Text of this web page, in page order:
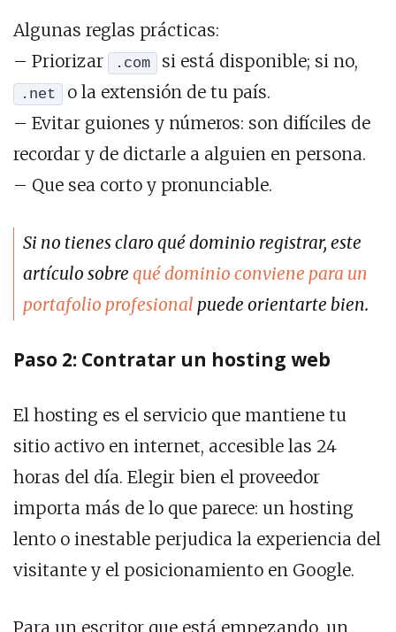
Algunas reglas prácticas:
– Priorizar
.com si está disponible; si no,
.net
o la extensión de tu país.
– Evitar guiones y números: son difíciles de
recordar y de dictarle a alguien en persona.
– Que sea corto y pronunciable.
Si no tienes claro qué dominio registrar, este
artículo sobre qué dominio conviene para un
portafolio profesional puede orientarte bien.
Paso 2: Contratar un hosting web
El hosting es el servicio que mantiene tu
sitio activo en internet, accesible las 24
horas del día. Elegir bien el proveedor
importa más de lo que parece: un hosting
lento o inestable perjudica la experiencia del
visitante y el posicionamiento en Google.
Para un escritor que está empezando, un